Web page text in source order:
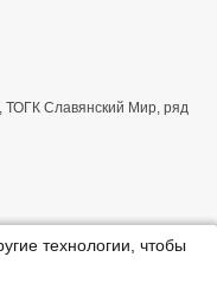
ТОГК Славянский Мир, ряд
технологии, чтобы